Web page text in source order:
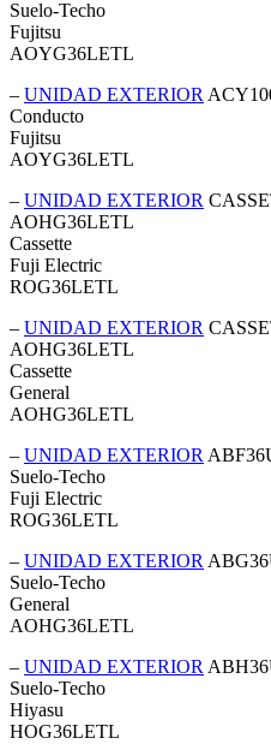
Suelo-Techo
Fujitsu
AOYG36LETL
– UNIDAD EXTERIOR
Conducto
Fujitsu
AOYG36LETL
– UNIDAD EXTERIOR
AOHG36LETL
Cassette
Fuji Electric
ROG36LETL
– UNIDAD EXTERIOR
AOHG36LETL
Cassette
General
AOHG36LETL
– UNIDAD EXTERIOR
Suelo-Techo
Fuji Electric
ROG36LETL
– UNIDAD EXTERIOR
Suelo-Techo
General
AOHG36LETL
– UNIDAD EXTERIOR
Suelo-Techo
Hiyasu
HOG36LETL